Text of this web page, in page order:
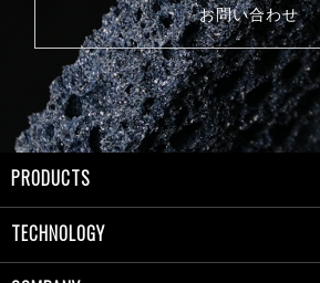
お問い合わせ
PRODUCTS
TECHNOLOGY